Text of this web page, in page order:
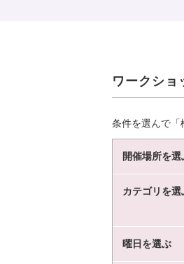
ワークショ
条件を選んで「
開催場所を選
カテゴリを選
曜日を選ぶ